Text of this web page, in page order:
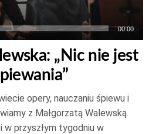
00:00
„Nic nie jest
opery, nauczaniu śpiewu i
z Małgorzatą Walewską.
przyszłym tygodniu w